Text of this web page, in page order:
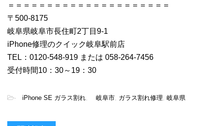
＝＝＝＝＝＝＝＝＝＝＝＝＝＝＝＝＝＝＝＝＝
〒500-8175
岐阜県岐阜市長住町2丁目9-1
iPhone修理のクイック岐阜駅前店
TEL：0120-548-919 または 058-264-7456
受付時間10：30～19：30
- iPhone SE ガラス割れ 岐阜市 ガラス割れ修理 岐阜県